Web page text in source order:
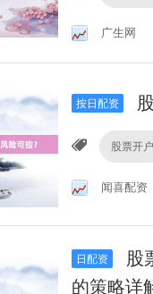
广生网
按日配资
股票开户
闻喜配资
日配资
股
的策略详